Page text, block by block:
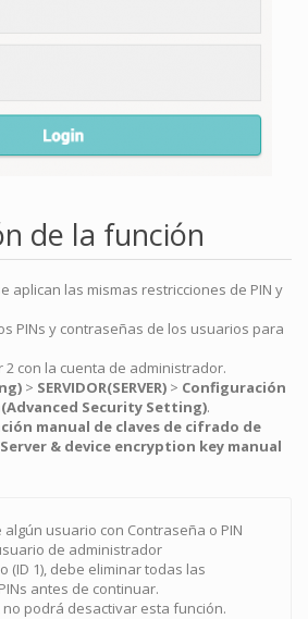
de la función
aplican las mismas restricciones de PIN y
PINs y contraseñas de los usuarios para
2 con la cuenta de administrador.
> SERVIDOR(SERVER) > Configuración
Security Setting).
manual de claves de cifrado de
& device encryption key manual
usuario con Contraseña o PIN
de administrador
(ID 1), debe eliminar todas las
antes de continuar.
no podrá desactivar esta función.